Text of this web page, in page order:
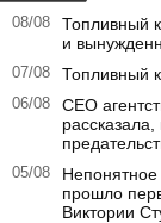
08/08
Топливный
и
07/08 Топливный
06/08
CEO
05/08
прошло
Виктории